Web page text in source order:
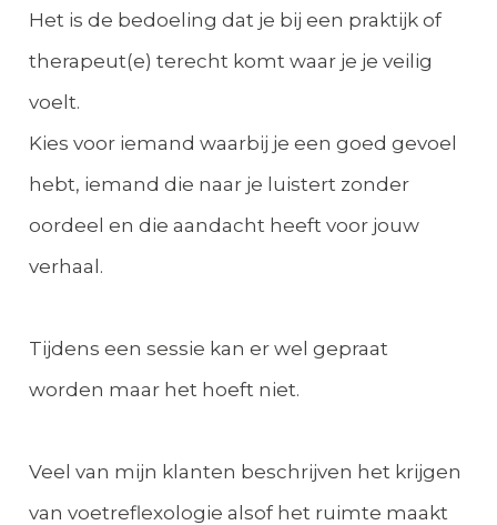
Het is de bedoeling dat je bij een praktijk of
therapeut(e) terecht komt waar je je veilig
voelt.
Kies voor iemand waarbij je een goed gevoel
hebt, iemand die naar je luistert zonder
oordeel en die aandacht heeft voor jouw
verhaal.
Tijdens een sessie kan er wel gepraat
worden maar het hoeft niet.
Veel van mijn klanten beschrijven het krijgen
van voetreflexologie alsof het ruimte maakt